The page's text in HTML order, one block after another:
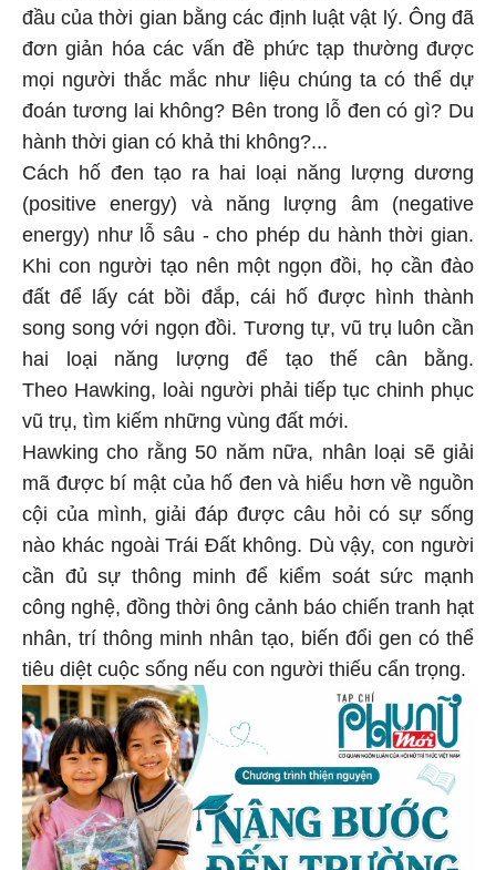
đầu của thời gian bằng các định luật vật lý. Ông đã
đơn giản hóa các vấn đề phức tạp thường được
mọi người thắc mắc như liệu chúng ta có thể dự
đoán tương lai không? Bên trong lỗ đen có gì? Du
hành thời gian có khả thi không?...
Cách hố đen tạo ra hai loại năng lượng dương
(positive energy) và năng lượng âm (negative
energy) như lỗ sâu - cho phép du hành thời gian.
Khi con người tạo nên một ngọn đồi, họ cần đào
đất để lấy cát bồi đắp, cái hố được hình thành
song song với ngọn đồi. Tương tự, vũ trụ luôn cần
hai loại năng lượng để tạo thế cân bằng.
Theo Hawking, loài người phải tiếp tục chinh phục
vũ trụ, tìm kiếm những vùng đất mới.
Hawking cho rằng 50 năm nữa, nhân loại sẽ giải
mã được bí mật của hố đen và hiểu hơn về nguồn
cội của mình, giải đáp được câu hỏi có sự sống
nào khác ngoài Trái Đất không. Dù vậy, con người
cần đủ sự thông minh để kiểm soát sức mạnh
công nghệ, đồng thời ông cảnh báo chiến tranh hạt
nhân, trí thông minh nhân tạo, biến đổi gen có thể
tiêu diệt cuộc sống nếu con người thiếu cẩn trọng.